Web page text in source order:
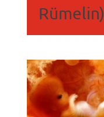
Rümelin)